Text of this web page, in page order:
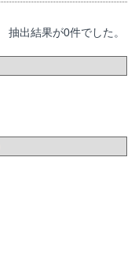
抽出結果が0件でした。